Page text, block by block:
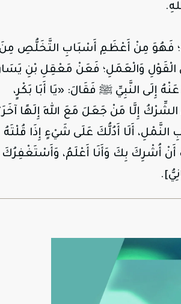
فَهُوَ مِنْ أَعْظَمِ أَسْبَابِ التَّخَلُّصِ
الْقَوْلِ وَالْعَمَلِ؛ فَعَنْ مَعْقِلِ بْنِ
عَنْهُ إِلَى النَّبِيِّ ﷺ فَقَالَ: «يَا أَبَا بَكْرٍ،
إِلَّا مَنْ جَعَلَ مَعَ اللهِ إِلَهًا
أَلَا أَدُلُّكَ عَلَى شَيْءٍ إِذَا قُلْتَهُ
أَنْ أُشْرِكَ بِكَ وَأَنَا أَعْلَمُ، وَأَسْتَغْفِرُكَ